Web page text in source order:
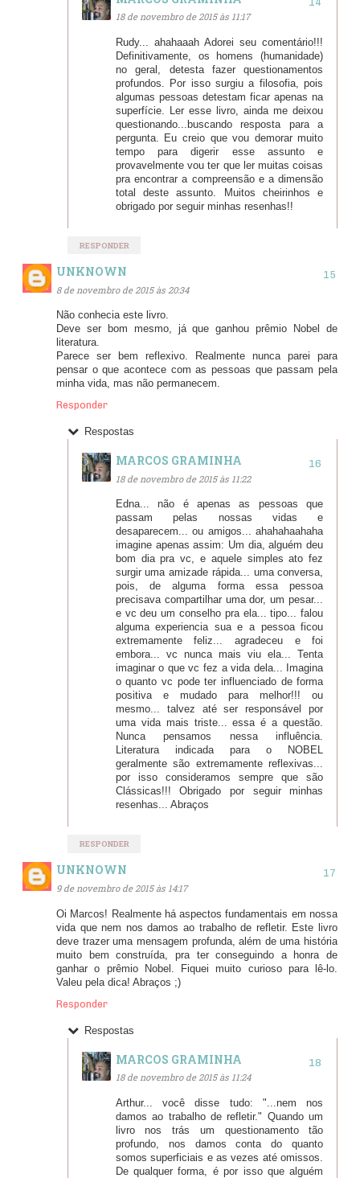
18 de novembro de 2015 às 11:17
Rudy... ahahaaah Adorei seu comentário!!!
Definitivamente, os homens (humanidade)
no geral, detesta fazer questionamentos
profundos. Por isso surgiu a filosofia, pois
algumas pessoas detestam ficar apenas na
superfície. Ler esse livro, ainda me deixou
questionando...buscando resposta para a
pergunta. Eu creio que vou demorar muito
tempo para digerir esse assunto e
provavelmente vou ter que ler muitas coisas
pra encontrar a compreensão e a dimensão
total deste assunto. Muitos cheirinhos e
obrigado por seguir minhas resenhas!!
RESPONDER
UNKNOWN
8 de novembro de 2015 às 20:34
Não conhecia este livro.
Deve ser bom mesmo, já que ganhou prêmio Nobel de
literatura.
Parece ser bem reflexivo. Realmente nunca parei para
pensar o que acontece com as pessoas que passam pela
minha vida, mas não permanecem.
Responder
Respostas
MARCOS GRAMINHA
18 de novembro de 2015 às 11:22
Edna... não é apenas as pessoas que
passam pelas nossas vidas e
desaparecem... ou amigos... ahahahaahaha
imagine apenas assim: Um dia, alguém deu
bom dia pra vc, e aquele simples ato fez
surgir uma amizade rápida... uma conversa,
pois, de alguma forma essa pessoa
precisava compartilhar uma dor, um pesar...
e vc deu um conselho pra ela... tipo... falou
alguma experiencia sua e a pessoa ficou
extremamente feliz... agradeceu e foi
embora... vc nunca mais viu ela... Tenta
imaginar o que vc fez a vida dela... Imagina
o quanto vc pode ter influenciado de forma
positiva e mudado para melhor!!! ou
mesmo... talvez até ser responsável por
uma vida mais triste... essa é a questão.
Nunca pensamos nessa influência.
Literatura indicada para o NOBEL
geralmente são extremamente reflexivas...
por isso consideramos sempre que são
Clássicas!!! Obrigado por seguir minhas
resenhas... Abraços
RESPONDER
UNKNOWN
9 de novembro de 2015 às 14:17
Oi Marcos! Realmente há aspectos fundamentais em nossa
vida que nem nos damos ao trabalho de refletir. Este livro
deve trazer uma mensagem profunda, além de uma história
muito bem construída, pra ter conseguindo a honra de
ganhar o prêmio Nobel. Fiquei muito curioso para lê-lo.
Valeu pela dica! Abraços ;)
Responder
Respostas
MARCOS GRAMINHA
18 de novembro de 2015 às 11:24
Arthur... você disse tudo: "...nem nos
damos ao trabalho de refletir." Quando um
livro nos trás um questionamento tão
profundo, nos damos conta do quanto
somos superficiais e as vezes até omissos.
De qualquer forma, é por isso que alguém